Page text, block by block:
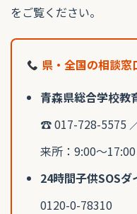
をご覧ください。
県・全国の相談窓
青森県総合学校教
☎ 017-728-5575
来所：9:00〜
24時間子供SOSダ
0120-0-78310